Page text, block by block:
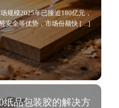
规模2025年已接近180亿元，
安全等优势，市场份额快 […]
纸品包装胶的解决方